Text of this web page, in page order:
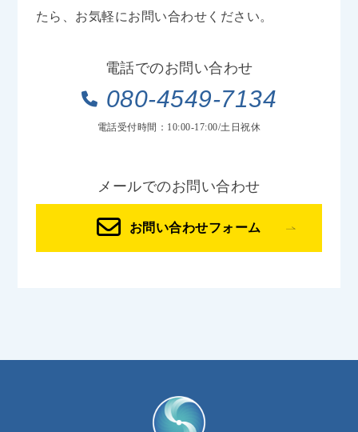
たら、お気軽にお問い合わせください。
電話でのお問い合わせ
080-4549-7134
電話受付時間：10:00-17:00/土日祝休
メールでのお問い合わせ
お問い合わせフォーム